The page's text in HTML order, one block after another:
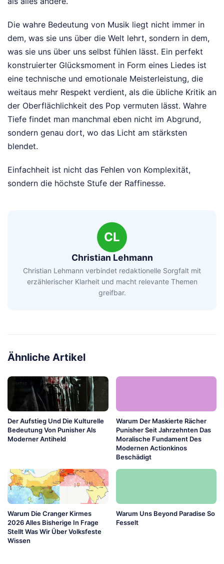
Die wahre Bedeutung von Musik liegt nicht immer in
dem, was sie uns über die Welt lehrt, sondern in dem,
was sie uns über uns selbst fühlen lässt. Ein perfekt
konstruierter Glücksmoment in Form eines Liedes ist
eine technische und emotionale Meisterleistung, die
weitaus mehr Respekt verdient, als die übliche Kritik an
der Oberflächlichkeit des Pop vermuten lässt. Wahre
Tiefe findet man manchmal eben nicht im Abgrund,
sondern genau dort, wo das Licht am stärksten
blendet.
Einfachheit ist nicht das Fehlen von Komplexität,
sondern die höchste Stufe der Raffinesse.
CL
Christian Lehmann
Christian Lehmann verbindet redaktionelle Sorgfalt mit
erzählerischer Klarheit und macht relevante Themen
greifbar.
Ähnliche Artikel
Der Aufstieg Und Die Kulturelle
Bedeutung Von Punisher Als
Moderner Antiheld
Warum Der Maskierte Rächer
Punisher Seit Jahrzehnten Das
Moralische Fundament Des
Modernen Actionkinos
Beschädigt
Warum Die Cranger Kirmes
2026 Alles Bisherige In Frage
Stellt Was Wir Über Volksfeste
Wissen
Warum Uns Beyond Paradise So
Fesselt